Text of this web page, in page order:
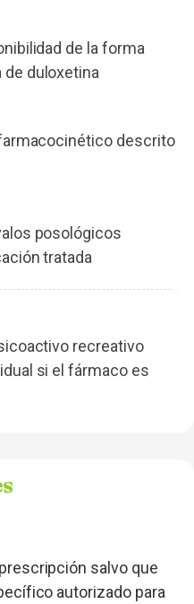
de la forma
duloxetina
descrito
posológicos
tratada
recreativo
si el fármaco es
salvo que
autorizado para